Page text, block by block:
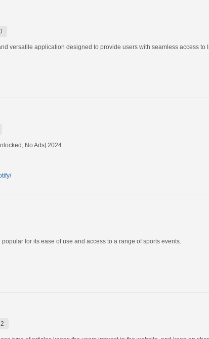
versatile application designed to provide users with seamless access to
No Ads] 2024
for its ease of use and access to a range of sports events.